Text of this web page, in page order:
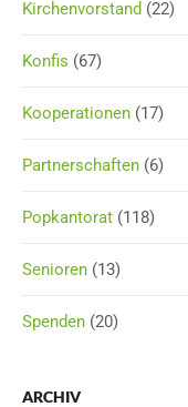
Kirchenvorstand (22)
Konfis (67)
Kooperationen (17)
Partnerschaften (6)
Popkantorat (118)
Senioren (13)
Spenden (20)
ARCHIV